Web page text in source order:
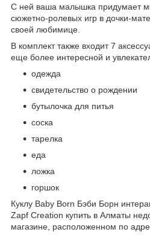
С ней ваша малышка придумает
сюжетно-ролевых игр в дочки-
своей любимице.
В комплект также входит 7
еще более интересной и
одежда
свидетельство о рождении
бутылочка для питья
соска
тарелка
еда
ложка
горшок
Куклу Baby Born Бэби Борн
Zapf Creation купить в Алматы
магазине, расположенном по